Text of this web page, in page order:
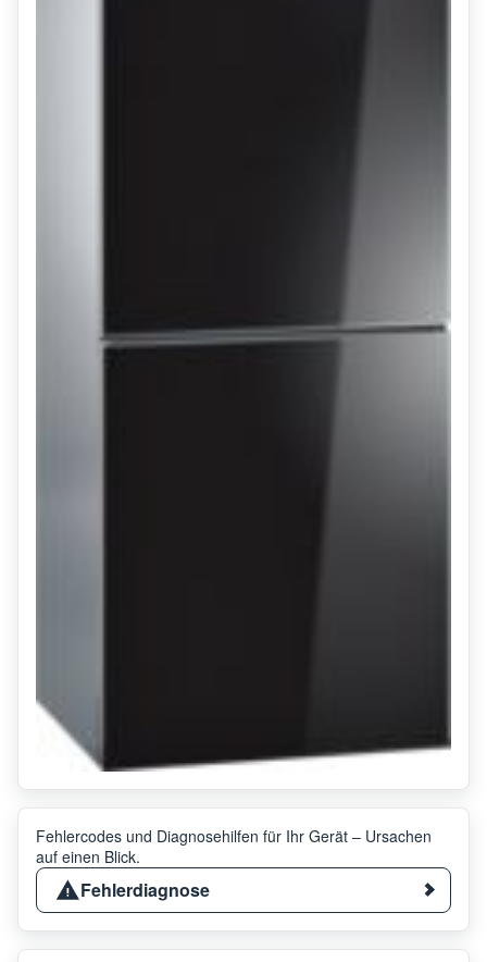
Fehlercodes und Diagnosehilfen für Ihr Gerät – Ursachen
auf einen Blick.
Fehlerdiagnose